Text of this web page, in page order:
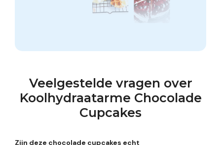
Veelgestelde vragen over
Koolhydraatarme Chocolade
Cupcakes
Zijn deze chocolade cupcakes echt